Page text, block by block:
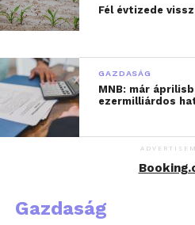
tartjuk, hogy a
vagy már
hallgatók
technológia
komoly
lehetőségek
Fél évtizede
GAZDASÁG
MNB: már
ezermilliárdos
Gazdaság